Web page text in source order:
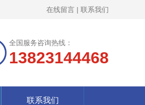
在线留言 | 联系我们
全国服务咨询热线：
13823144468
联系我们